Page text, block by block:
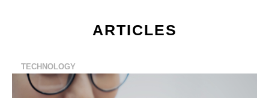
ARTICLES
TECHNOLOGY